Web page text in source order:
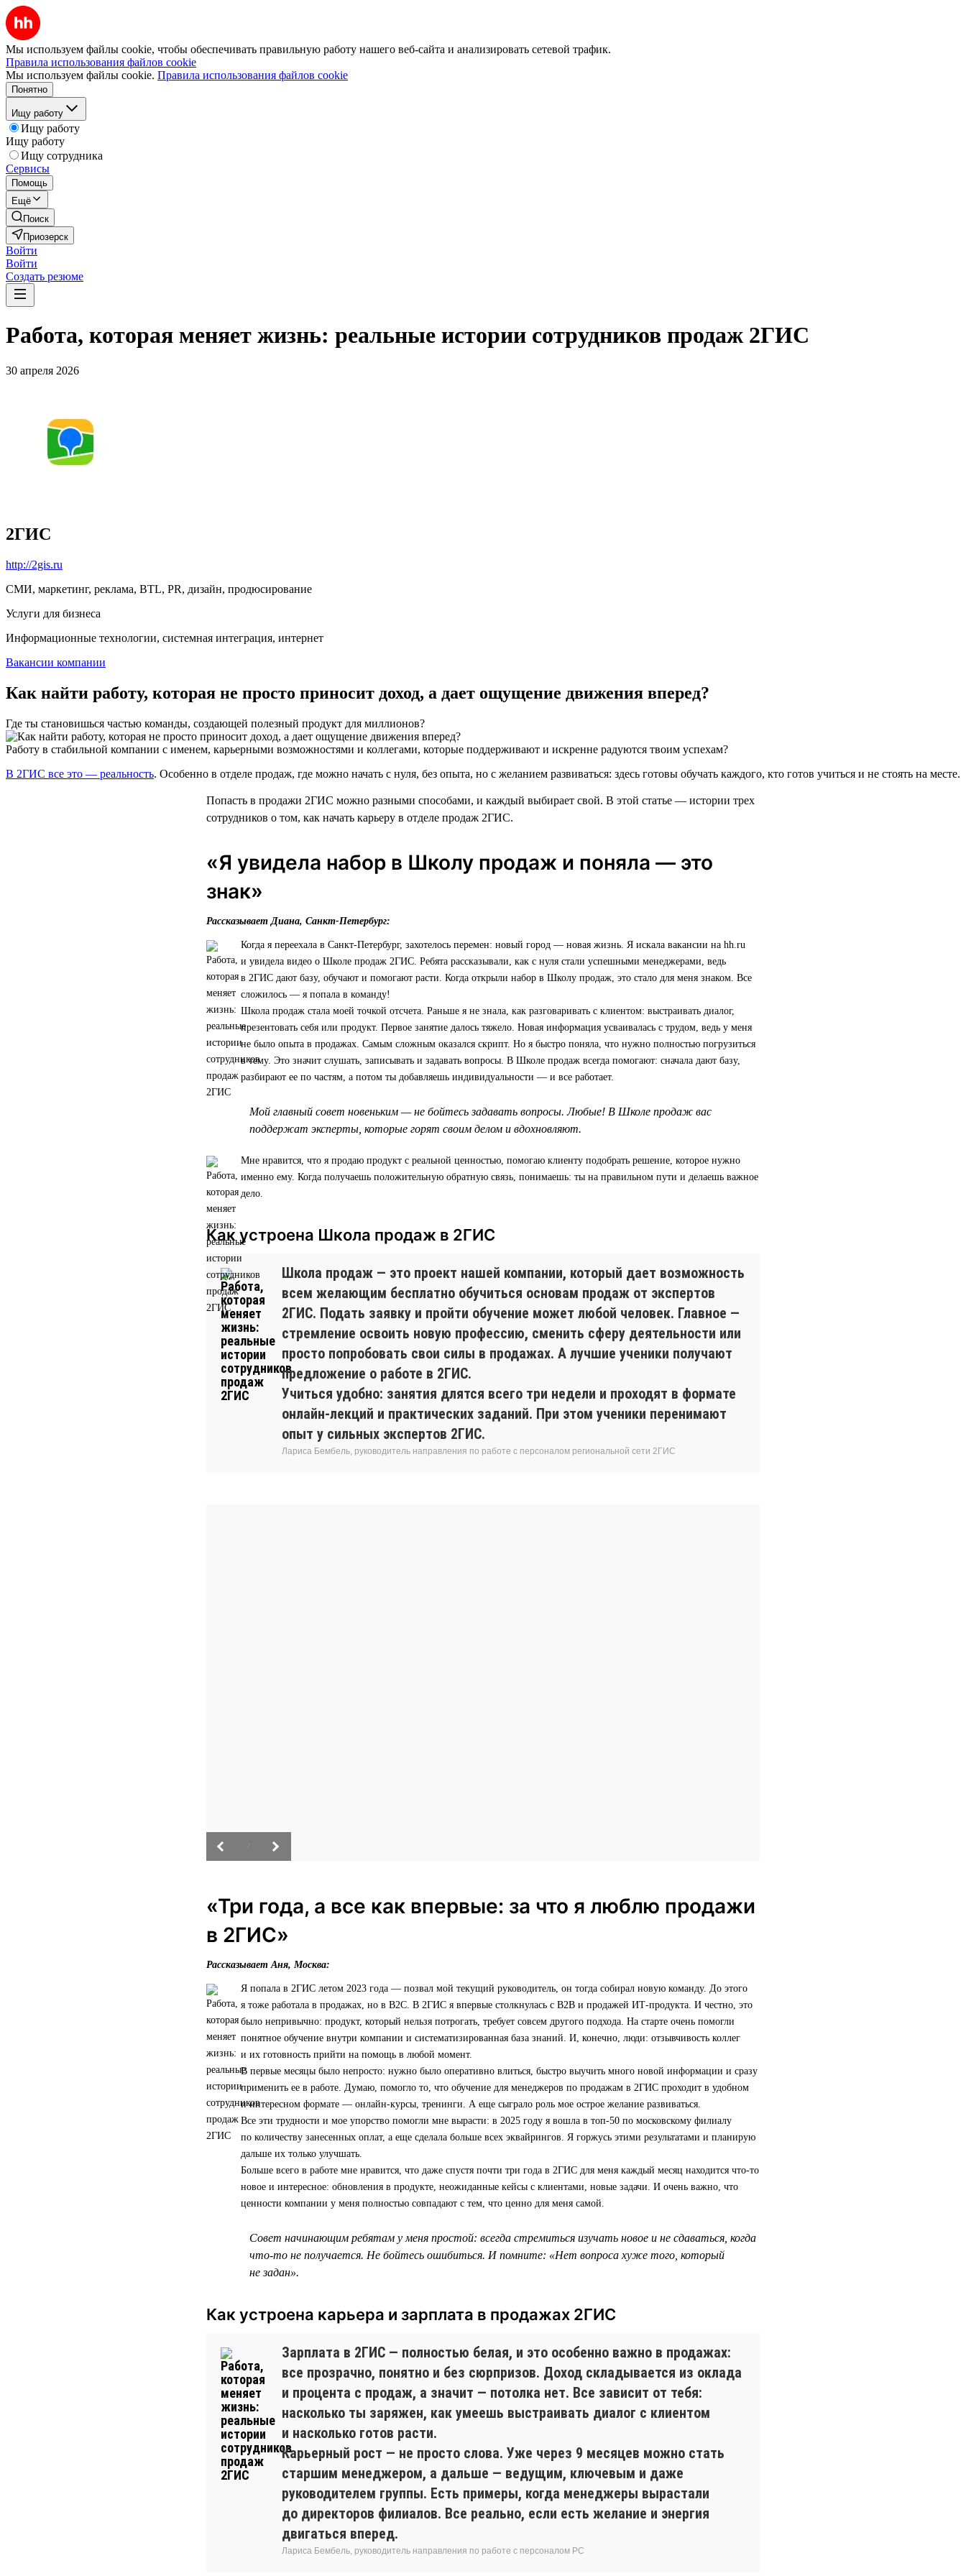
Мы используем файлы cookie, чтобы обеспечивать правильную работу нашего веб-сайта и анализировать сетевой трафик.
Правила использования файлов cookie
Мы используем файлы cookie. Правила использования файлов cookie
Понятно
Ищу работу
Ищу работу
Ищу работу
Ищу сотрудника
Сервисы
Помощь
Ещё
Поиск
Приозерск
Войти
Войти
Создать резюме
Работа, которая меняет жизнь: реальные истории сотрудников продаж 2ГИС
30 апреля 2026
2ГИС
http://2gis.ru
СМИ, маркетинг, реклама, BTL, PR, дизайн, продюсирование
Услуги для бизнеса
Информационные технологии, системная интеграция, интернет
Вакансии компании
Как найти работу, которая не просто приносит доход, а дает ощущение движения вперед?
Где ты становишься частью команды, создающей полезный продукт для миллионов?
Работу в стабильной компании с именем, карьерными возможностями и коллегами, которые поддерживают и искренне радуются твоим успехам?
В 2ГИС все это — реальность. Особенно в отделе продаж, где можно начать с нуля, без опыта, но с желанием развиваться: здесь готовы обучать каждого, кто готов учиться и не стоять на месте.
Попасть в продажи 2ГИС можно разными способами, и каждый выбирает свой. В этой статье — истории трех
сотрудников о том, как начать карьеру в отделе продаж 2ГИС.
«Я увидела набор в Школу продаж и поняла — это
знак»
Рассказывает Диана, Санкт-Петербург:
Когда я переехала в Санкт-Петербург, захотелось перемен: новый город — новая жизнь. Я искала вакансии на hh.ru
и увидела видео о Школе продаж 2ГИС. Ребята рассказывали, как с нуля стали успешными менеджерами, ведь
в 2ГИС дают базу, обучают и помогают расти. Когда открыли набор в Школу продаж, это стало для меня знаком. Все
сложилось — я попала в команду!
Школа продаж стала моей точкой отсчета. Раньше я не знала, как разговаривать с клиентом: выстраивать диалог,
презентовать себя или продукт. Первое занятие далось тяжело. Новая информация усваивалась с трудом, ведь у меня
не было опыта в продажах. Самым сложным оказался скрипт. Но я быстро поняла, что нужно полностью погрузиться
в тему. Это значит слушать, записывать и задавать вопросы. В Школе продаж всегда помогают: сначала дают базу,
разбирают ее по частям, а потом ты добавляешь индивидуальности — и все работает.
Мой главный совет новеньким — не бойтесь задавать вопросы. Любые! В Школе продаж вас
поддержат эксперты, которые горят своим делом и вдохновляют.
Мне нравится, что я продаю продукт с реальной ценностью, помогаю клиенту подобрать решение, которое нужно
именно ему. Когда получаешь положительную обратную связь, понимаешь: ты на правильном пути и делаешь важное
дело.
Как устроена Школа продаж в 2ГИС
Школа продаж — это проект нашей компании, который дает возможность
всем желающим бесплатно обучиться основам продаж от экспертов
2ГИС. Подать заявку и пройти обучение может любой человек. Главное —
стремление освоить новую профессию, сменить сферу деятельности или
просто попробовать свои силы в продажах. А лучшие ученики получают
предложение о работе в 2ГИС.
Учиться удобно: занятия длятся всего три недели и проходят в формате
онлайн-лекций и практических заданий. При этом ученики перенимают
опыт у сильных экспертов 2ГИС.
Лариса Бембель, руководитель направления по работе с персоналом региональной сети 2ГИС
«Три года, а все как впервые: за что я люблю продажи
в 2ГИС»
Рассказывает Аня, Москва:
Я попала в 2ГИС летом 2023 года — позвал мой текущий руководитель, он тогда собирал новую команду. До этого
я тоже работала в продажах, но в B2C. В 2ГИС я впервые столкнулась с B2B и продажей ИТ‑продукта. И честно, это
было непривычно: продукт, который нельзя потрогать, требует совсем другого подхода. На старте очень помогли
понятное обучение внутри компании и систематизированная база знаний. И, конечно, люди: отзывчивость коллег
и их готовность прийти на помощь в любой момент.
В первые месяцы было непросто: нужно было оперативно влиться, быстро выучить много новой информации и сразу
применить ее в работе. Думаю, помогло то, что обучение для менеджеров по продажам в 2ГИС проходит в удобном
и интересном формате — онлайн-курсы, тренинги. А еще сыграло роль мое острое желание развиваться.
Все эти трудности и мое упорство помогли мне вырасти: в 2025 году я вошла в топ‑50 по московскому филиалу
по количеству занесенных оплат, а еще сделала больше всех эквайрингов. Я горжусь этими результатами и планирую
дальше их только улучшать.
Больше всего в работе мне нравится, что даже спустя почти три года в 2ГИС для меня каждый месяц находится что-то
новое и интересное: обновления в продукте, неожиданные кейсы с клиентами, новые задачи. И очень важно, что
ценности компании у меня полностью совпадают с тем, что ценно для меня самой.
Совет начинающим ребятам у меня простой: всегда стремиться изучать новое и не сдаваться, когда
что-то не получается. Не бойтесь ошибиться. И помните: «Нет вопроса хуже того, который
не задан».
Как устроена карьера и зарплата в продажах 2ГИС
Зарплата в 2ГИС — полностью белая, и это особенно важно в продажах:
все прозрачно, понятно и без сюрпризов. Доход складывается из оклада
и процента с продаж, а значит — потолка нет. Все зависит от тебя:
насколько ты заряжен, как умеешь выстраивать диалог с клиентом
и насколько готов расти.
Карьерный рост — не просто слова. Уже через 9 месяцев можно стать
старшим менеджером, а дальше — ведущим, ключевым и даже
руководителем группы. Есть примеры, когда менеджеры вырастали
до директоров филиалов. Все реально, если есть желание и энергия
двигаться вперед.
Лариса Бембель, руководитель направления по работе с персоналом РС